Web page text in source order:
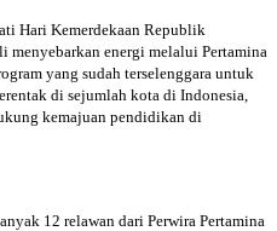
Hari Kemerdekaan Republik
menyebarkan energi melalui Pertamina
yang sudah terselenggara untuk
di sejumlah kota di Indonesia,
kemajuan pendidikan di
12 relawan dari Perwira Pertamina